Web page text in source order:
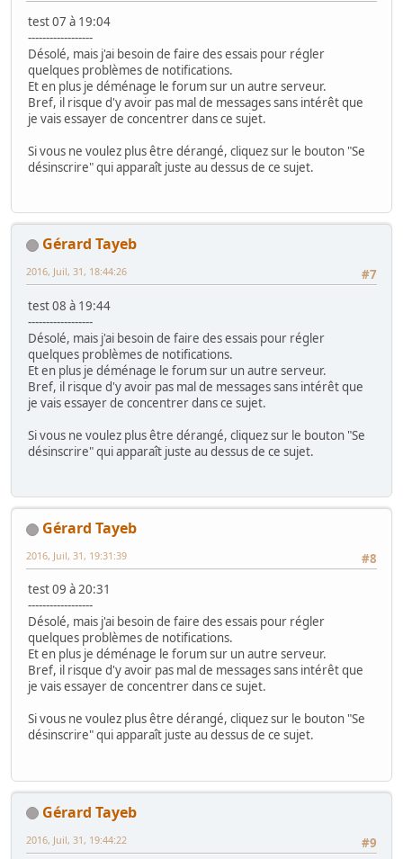
test 07 à 19:04
------------------
Désolé, mais j'ai besoin de faire des essais pour régler
quelques problèmes de notifications.
Et en plus je déménage le forum sur un autre serveur.
Bref, il risque d'y avoir pas mal de messages sans intérêt que
je vais essayer de concentrer dans ce sujet.
Si vous ne voulez plus être dérangé, cliquez sur le bouton "Se
désinscrire" qui apparaît juste au dessus de ce sujet.
Gérard Tayeb
#7
2016, Juil, 31, 18:44:26
test 08 à 19:44
------------------
Désolé, mais j'ai besoin de faire des essais pour régler
quelques problèmes de notifications.
Et en plus je déménage le forum sur un autre serveur.
Bref, il risque d'y avoir pas mal de messages sans intérêt que
je vais essayer de concentrer dans ce sujet.
Si vous ne voulez plus être dérangé, cliquez sur le bouton "Se
désinscrire" qui apparaît juste au dessus de ce sujet.
Gérard Tayeb
#8
2016, Juil, 31, 19:31:39
test 09 à 20:31
------------------
Désolé, mais j'ai besoin de faire des essais pour régler
quelques problèmes de notifications.
Et en plus je déménage le forum sur un autre serveur.
Bref, il risque d'y avoir pas mal de messages sans intérêt que
je vais essayer de concentrer dans ce sujet.
Si vous ne voulez plus être dérangé, cliquez sur le bouton "Se
désinscrire" qui apparaît juste au dessus de ce sujet.
Gérard Tayeb
#9
2016, Juil, 31, 19:44:22